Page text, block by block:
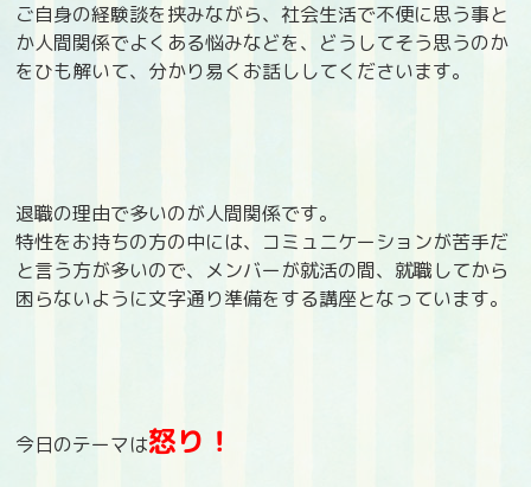
ご自身の経験談を挟みながら、社会生活で不便に思う事と
か人間関係でよくある悩みなどを、どうしてそう思うのか
をひも解いて、分かり易くお話ししてくださいます。
退職の理由で多いのが人間関係です。
特性をお持ちの方の中には、コミュニケーションが苦手だ
と言う方が多いので、メンバーが就活の間、就職してから
困らないように文字通り準備をする講座となっています。
今日のテーマは怒り！